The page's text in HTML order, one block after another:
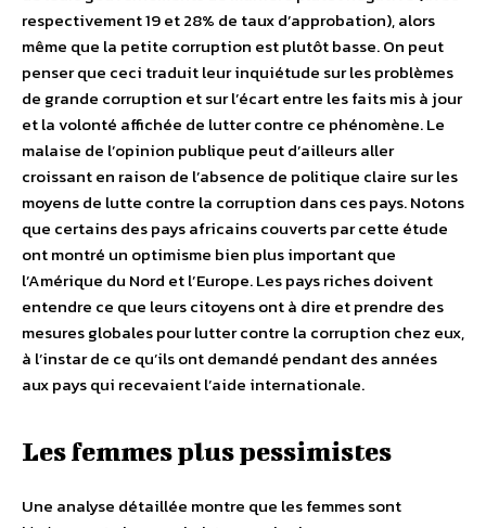
respectivement 19 et 28% de taux d’approbation), alors
même que la petite corruption est plutôt basse. On peut
penser que ceci traduit leur inquiétude sur les problèmes
de grande corruption et sur l’écart entre les faits mis à jour
et la volonté affichée de lutter contre ce phénomène. Le
malaise de l’opinion publique peut d’ailleurs aller
croissant en raison de l’absence de politique claire sur les
moyens de lutte contre la corruption dans ces pays. Notons
que certains des pays africains couverts par cette étude
ont montré un optimisme bien plus important que
l’Amérique du Nord et l’Europe. Les pays riches doivent
entendre ce que leurs citoyens ont à dire et prendre des
mesures globales pour lutter contre la corruption chez eux,
à l’instar de ce qu’ils ont demandé pendant des années
aux pays qui recevaient l’aide internationale.
Les femmes plus pessimistes
Une analyse détaillée montre que les femmes sont